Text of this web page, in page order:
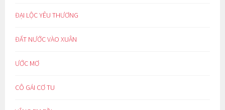
ĐẠI LỘC YÊU THƯƠNG
ĐẤT NƯỚC VÀO XUÂN
ƯỚC MƠ
CÔ GÁI CƠ TU